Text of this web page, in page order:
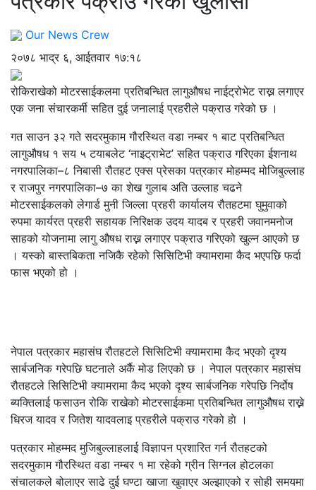
Our News Crew
२०७८ भाद्र ६, आईतवार १७:१८
रोकिराखेको मोटरसाईकलमा प्रतिबन्धित लागुऔषध नाईट्रोभेट राख्न लगाएर
एक जना संचारकर्मी सहित दुई जनालाई प्रहरीले पक्राउ गरेको छ ।
गत साउन ३२ गते सदरमुकाम गौरस्थित वडा नम्बर १ बाट प्रतिबन्धित
लागुऔषध १ सय ५ टयाबलेट ‘नाइट्राभेट’ सहित पक्राउ गरिएका ईशनाथ
नगरपालिका–८ निबासी रौतहट एक्स प्रेसका पत्रकार मोहम्मद मोजिबुल्लाह
र राजपुर नगरपालिका–७ का शेख गुलाब अति उल्लाह चढने
मोटरसाईकलको लेगार्ड मुनी जिल्ला प्रहरी कार्यालय रौतहटमा घुमुवाको
रुपमा कार्यरत प्रहरी सहायक निरिक्षक उदय यादब र प्रहरी जवानमनोज
साहको योजनामा लागु औषध राख्न लगाएर पक्राउ गरिएको खुल्न आएको छ
। यस्को बास्तबिकता नजिकै रहेको सिसिटिभी क्यामरामा कैद भएपछि फर्दा
फास भएको हो ।
नेपाल पत्रकार महासंघ रौतहटले सिसिटिभी क्यामरामा कैद भएको दृश्य
सार्बजनिक गरेपछि घटनाले अर्कै मोड लिएको छ । नेपाल पत्रकार महासंघ
रौतहटले सिसिटिभी क्यामरामा कैद भएको दृश्य सार्बजनिक गरेपछि निर्दोष
ब्यक्तिलाई फसाउन रोकि राखेको मोटरसाईकमा प्रतिबन्धित लागुऔषध राख्ने
धिरज यादव र जितेश यादवलाइ प्रहरीले पक्राउ गरेको हाे ।
पत्रकार मोहम्मद मुजिबुल्लाहलाई विज्ञापन प्रशारित गर्न रौतहटको
सदरमुकाम गौरस्थित वडा नम्बर १ मा रहेको ग्रीन सिग्नल होटलका
संचालकले बोलाएर साढे दुई घण्टा खाजा खुवाएर अल्झाएको र सोही समयमा